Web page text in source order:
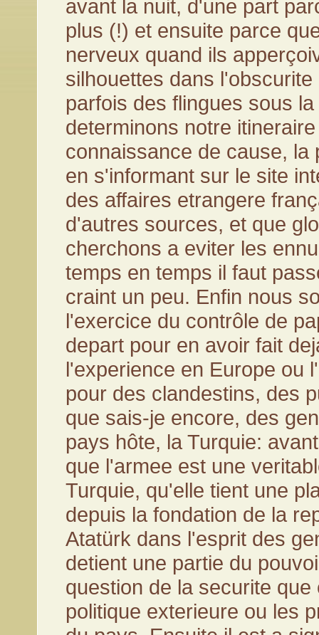
avant la nuit, d'une part
plus (!) et ensuite parce
nerveux quand ils
silhouettes dans
parfois des flingues sous
determinons notre
connaissance de cause, la
en s'informant sur le site
des affaires etrangere
d'autres sources, et que
cherchons a eviter les
temps en temps il faut
craint un peu. Enfin nous
l'exercice du contrôle de
depart pour en avoir fait
l'experience en Europe ou
pour des clandestins, des
que sais-je encore, des
pays hôte, la Turquie:
que l'armee est une
Turquie, qu'elle tient une
depuis la fondation de la
Atatürk dans l'esprit des
detient une partie du
question de la securite
politique exterieure ou les